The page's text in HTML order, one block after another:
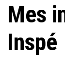
Mes
Inspé